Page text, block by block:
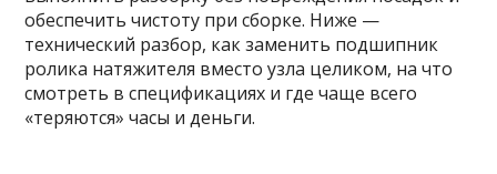
обеспечить чистоту при сборке. Ниже —
технический разбор, как заменить подшипник
ролика натяжителя вместо узла целиком, на что
смотреть в спецификациях и где чаще всего
«теряются» часы и деньги.